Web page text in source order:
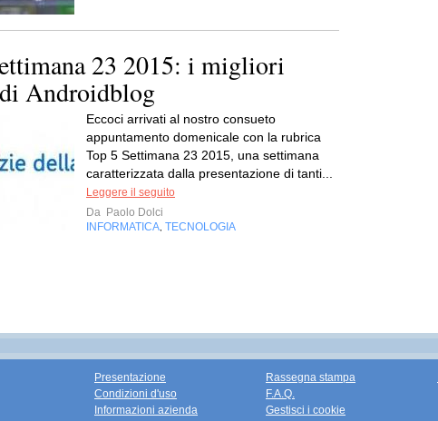
23 2015: i migliori
Androidblog
Eccoci arrivati al nostro consueto
appuntamento domenicale con la rubrica
Top 5 Settimana 23 2015, una settimana
caratterizzata dalla presentazione di tanti...
Leggere il seguito
Da Paolo Dolci
INFORMATICA TECNOLOGIA
Presentazione
Condizioni d'uso
Informazioni azienda
Rassegna stampa
F.A.Q.
Gestisci i cookie